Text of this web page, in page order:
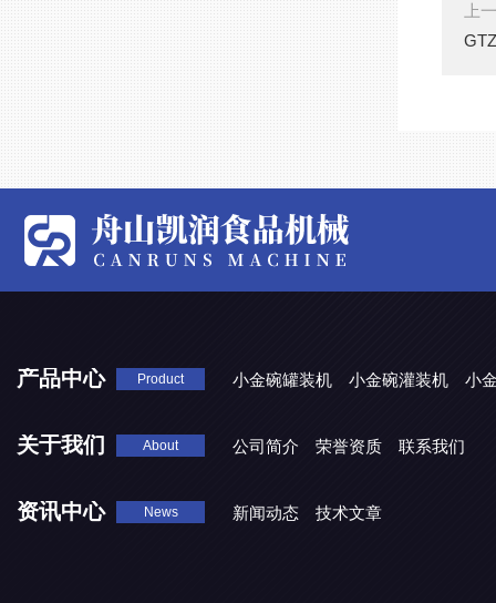
上
产品中心 Product 小金碗罐装机 小金碗灌装机 小
关于我们 About 公司简介 荣誉资质 联系我们
资讯中心 News 新闻动态 技术文章